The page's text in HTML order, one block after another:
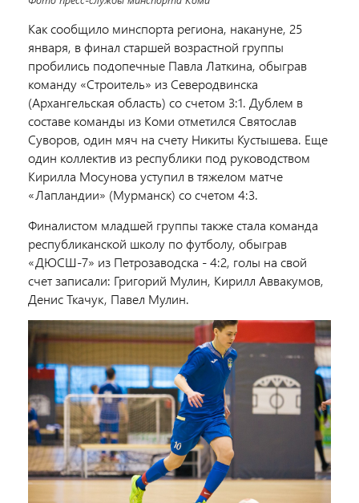
Как сообщило минспорта региона, накануне, 25
января, в финал старшей возрастной группы
пробились подопечные Павла Латкина, обыграв
команду «Строитель» из Северодвинска
(Архангельская область) со счетом 3:1. Дублем в
составе команды из Коми отметился Святослав
Суворов, один мяч на счету Никиты Кустышева. Еще
один коллектив из республики под руководством
Кирилла Мосунова уступил в тяжелом матче
«Лапландии» (Мурманск) со счетом 4:3.
Финалистом младшей группы также стала команда
республиканской школу по футболу, обыграв
«ДЮСШ-7» из Петрозаводска - 4:2, голы на свой
счет записали: Григорий Мулин, Кирилл Аввакумов,
Денис Ткачук, Павел Мулин.